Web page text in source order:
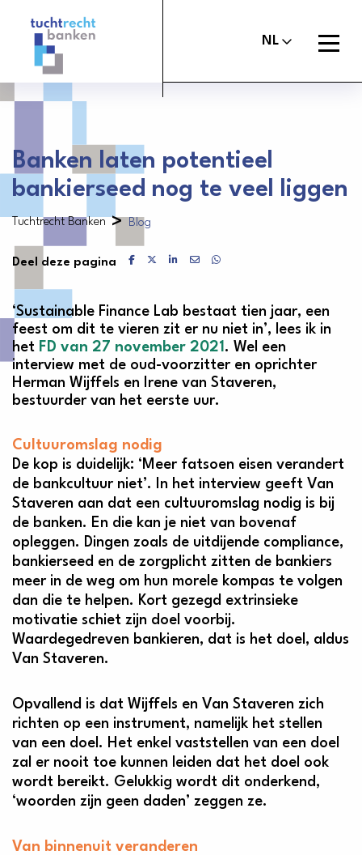
logo
Maak melding
Uitspraken
Over het tuchtrecht
Organisatie
Nieuws
Contact
Tuchtcommissie banken
Commissie van Beroep Banken
NL
Open
menu
Banken laten potentieel
bankierseed nog te veel liggen
Tuchtrecht Banken>Blog
Deel deze pagina Delen via Facebook
Delen via X
Delen via LinkedIn
Delen via Mail
Delen via WhatsApp
‘Sustainable Finance Lab bestaat tien jaar, een
feest om dit te vieren zit er nu niet in’, lees ik in
het FD van 27 november 2021 . Wel een
interview met de oud-voorzitter en oprichter
Herman Wijffels en Irene van Staveren,
bestuurder van het eerste uur.
Cultuuromslag nodig
De kop is duidelijk: ‘Meer fatsoen eisen verandert
de bankcultuur niet’. In het interview geeft Van
Staveren aan dat een cultuuromslag nodig is bij
de banken. En die kan je niet van bovenaf
opleggen. Dingen zoals de uitdijende compliance,
bankierseed en de zorgplicht zitten de bankiers
meer in de weg om hun morele kompas te volgen
dan die te helpen. Kort gezegd extrinsieke
motivatie schiet zijn doel voorbij.
Waardegedreven bankieren, dat is het doel, aldus
Van Staveren.
Opvallend is dat Wijffels en Van Staveren zich
richten op een instrument, namelijk het stellen
van een doel. Het enkel vaststellen van een doel
zal er nooit toe kunnen leiden dat het doel ook
wordt bereikt. Gelukkig wordt dit onderkend,
‘woorden zijn geen daden’ zeggen ze.
Van binnenuit veranderen